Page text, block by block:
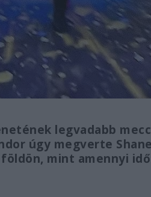
legvadabb
úgy megverte
mint amennyi